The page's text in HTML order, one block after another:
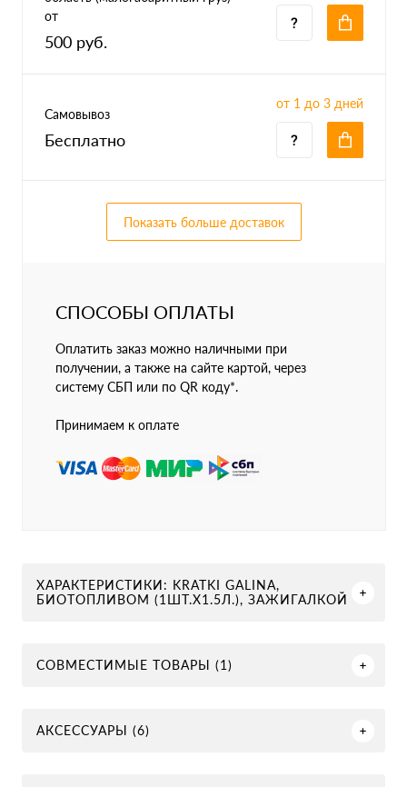
от
500 руб.
Самовывоз
Бесплатно
от 1 до 3 дней
Показать больше доставок
СПОСОБЫ ОПЛАТЫ
Оплатить заказ можно наличными при
получении, а также на сайте картой, через
систему СБП или по QR коду*.
Принимаем к оплате
ХАРАКТЕРИСТИКИ: KRATKI GALINA,
БИОТОПЛИВОМ (1ШТ.Х1.5Л.), ЗАЖИГАЛКОЙ
СОВМЕСТИМЫЕ ТОВАРЫ (1)
АКСЕССУАРЫ (6)